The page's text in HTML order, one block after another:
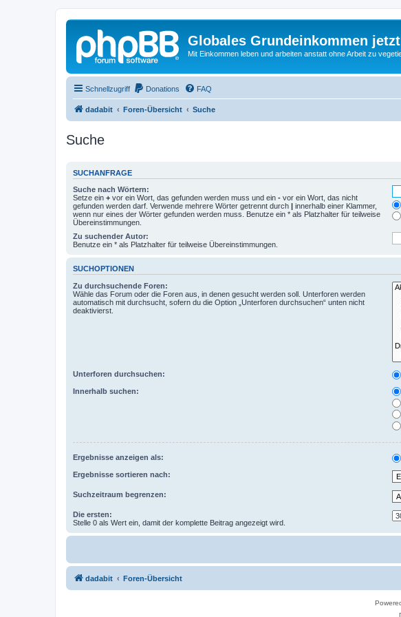
Globales Grundeinkommen jetzt
Mit Einkommen leben und arbeiten anstatt ohne Arbeit zu
Schnellzugriff Donations FAQ
dadabit Foren-Übersicht Suche
Suche
SUCHANFRAGE
Suche nach Wörtern:
Setze ein + vor ein Wort, das gefunden werden muss und ein - vor ein Wort, das nicht
gefunden werden darf. Verwende mehrere Wörter getrennt durch | innerhalb einer Klammer,
wenn nur eines der Wörter gefunden werden muss. Benutze ein * als Platzhalter für teilweise
Übereinstimmungen.
Zu suchender Autor:
Benutze ein * als Platzhalter für teilweise Übereinstimmungen.
SUCHOPTIONEN
Zu durchsuchende Foren:
Wähle das Forum oder die Foren aus, in denen gesucht werden soll. Unterforen werden
automatisch mit durchsucht, sofern du die Option „Unterforen durchsuchen“ unten nicht
deaktivierst.
Unterforen durchsuchen:
Innerhalb suchen:
Ergebnisse anzeigen als:
Ergebnisse sortieren nach:
Suchzeitraum begrenzen:
Die ersten:
Stelle 0 als Wert ein, damit der komplette Beitrag angezeigt wird.
dadabit Foren-Übersicht